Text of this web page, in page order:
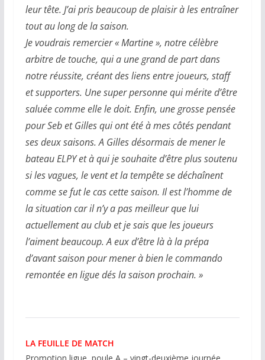
leur tête. J’ai pris beaucoup de plaisir à les entraîner
tout au long de la saison.
Je voudrais remercier « Martine », notre célèbre
arbitre de touche, qui a une grand de part dans
notre réussite, créant des liens entre joueurs, staff
et supporters. Une super personne qui mérite d’être
saluée comme elle le doit. Enfin, une grosse pensée
pour Seb et Gilles qui ont été à mes côtés pendant
ses deux saisons. A Gilles désormais de mener le
bateau ELPY et à qui je souhaite d’être plus soutenu
si les vagues, le vent et la tempête se déchaînent
comme se fut le cas cette saison. Il est l’homme de
la situation car il n’y a pas meilleur que lui
actuellement au club et je sais que les joueurs
l’aiment beaucoup. A eux d’être là à la prépa
d’avant saison pour mener à bien le commando
remontée en ligue dés la saison prochain. »
LA FEUILLE DE MATCH